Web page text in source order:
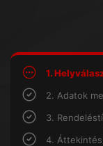
1.
2. Adatok
3.
4.